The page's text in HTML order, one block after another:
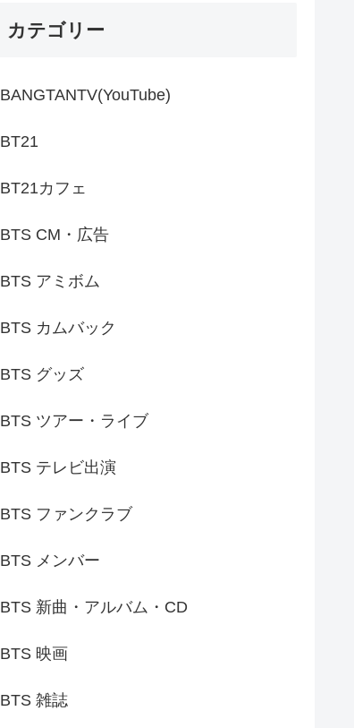
カテゴリー
BANGTANTV(YouTube)
BT21
BT21カフェ
BTS CM・広告
BTS アミボム
BTS カムバック
BTS グッズ
BTS ツアー・ライブ
BTS テレビ出演
BTS ファンクラブ
BTS メンバー
BTS 新曲・アルバム・CD
BTS 映画
BTS 雑誌